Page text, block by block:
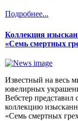
Подробнее...
Коллекция
«Семь смертных
Известный на весь
ювелирных
Вебстер представил
коллекцию
«Семь смертных